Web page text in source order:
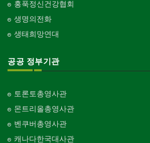
홍푹정신건강협회
생명의전화
생태희망연대
공공 정부기관
토론토총영사관
몬트리올총영사관
벤쿠버총영사관
캐나다한국대사관